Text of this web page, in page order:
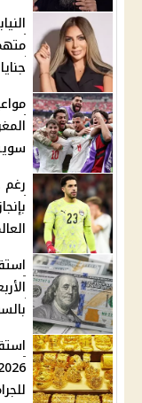
رغم